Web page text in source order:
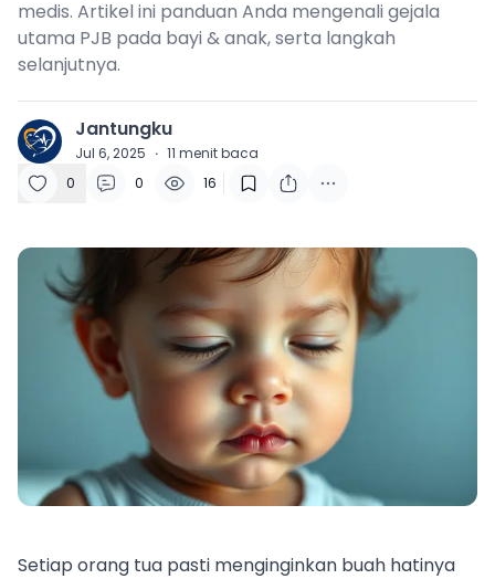
medis. Artikel ini panduan Anda mengenali gejala
utama PJB pada bayi & anak, serta langkah
selanjutnya.
J Jantungku
Jul 6, 2025 · 11 menit baca
0
0 16
Setiap orang tua pasti menginginkan buah hatinya